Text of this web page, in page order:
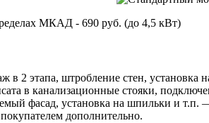
МКАД - 690 руб. (до 4,5 кВт)
в 2 этапа, штробление стен,
в канализационные стояки,
фасад, установка на шпильки и
дополнительно.